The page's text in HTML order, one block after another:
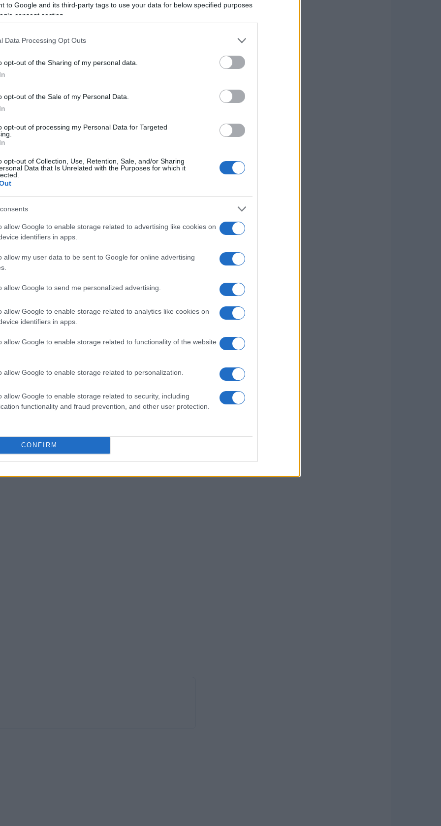
to Google and its third-party tags to use your data for below specified purposes
consent section.
Data Processing Opt Outs
opt-out of the Sharing of my personal data.
opt-out of the Sale of my Personal Data.
opt-out of processing my Personal Data for Targeted
opt-out of Collection, Use, Retention, Sale, and/or Sharing
Data that Is Unrelated with the Purposes for which it
allow Google to enable storage related to advertising like cookies on
identifiers in apps.
allow my user data to be sent to Google for online advertising
allow Google to send me personalized advertising.
allow Google to enable storage related to analytics like cookies on
identifiers in apps.
allow Google to enable storage related to functionality of the website
allow Google to enable storage related to personalization.
allow Google to enable storage related to security, including
functionality and fraud prevention, and other user protection.
CONFIRM
La sostenibilità rientra nella corporate
leader, riconosciuta tale dai consumatori e
– ricorda Roca – Interpretiamo la
responsabilità. Sostenibilità significa dare il
migliore in cui vivere. Significa garantire
negli anni che verranno. Significa lavorare
degli oceani e dei mari". "Oggi parliamo di
a tutto il portafoglio – puntualizza –
sul nostro altro caposaldo che è quello
anche all'aspetto nutrizionale
equilibrate e a garantire che anche le
tali da migliorare la resa rispetto
di risorse”, dice Roca. Assieme ai suoi
iniziative in tema sostenibilità. Un esempio è
l’azienda lavora “dal 2020 nell'ambito del
Andreoletti, responsabile progetti ambientali
concrete ad impatto misurabile per
da plastica e microplastiche”. Sempre
vita anche un nuovo progetto che ha
accidentali di oli e idrocarburi in
in difesa delle nostre acque così
commenta Andreoletti. Nel corso
di una ricerca inedita, condotta in
sull'evoluzione nel tempo dell'interesse e
verso i prodotti alimentari certificati e
d'acquisto. Dall'indagine è emerso che “i
e consapevoli di quanto si possa pensare”,
Per 7 italiani su 10 la
Il consumatore “anche nel settore ittico
di quanto sia importante
il prodotto che si sta acquistando è